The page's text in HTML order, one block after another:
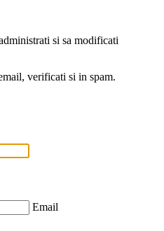
si sa modificati
verificati si in spam.
Email